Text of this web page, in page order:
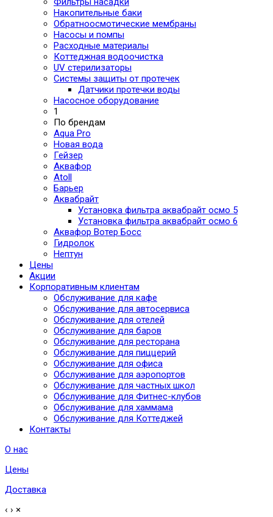
Накопительные баки
Обратноосмотические мембраны
Насосы и помпы
Расходные материалы
Коттеджная водоочистка
UV стерилизаторы
Системы защиты от протечек
Датчики протечки воды
Насосное оборудование
1
По брендам
Aqua Pro
Новая вода
Гейзер
Аквафор
Atoll
Барьер
Аквабрайт
Установка фильтра аквабрайт осмо 5
Установка фильтра аквабрайт осмо 6
Аквафор Вотер Босс
Гидролок
Нептун
Цены
Акции
Корпоративным клиентам
Обслуживание для кафе
Обслуживание для автосервиса
Обслуживание для отелей
Обслуживание для баров
Обслуживание для ресторана
Обслуживание для пиццерий
Обслуживание для офиса
Обслуживание для аэропортов
Обслуживание для частных школ
Обслуживание для Фитнес-клубов
Обслуживание для хаммама
Обслуживание для Коттеджей
Контакты
О нас
Цены
Доставка
‹ › ×